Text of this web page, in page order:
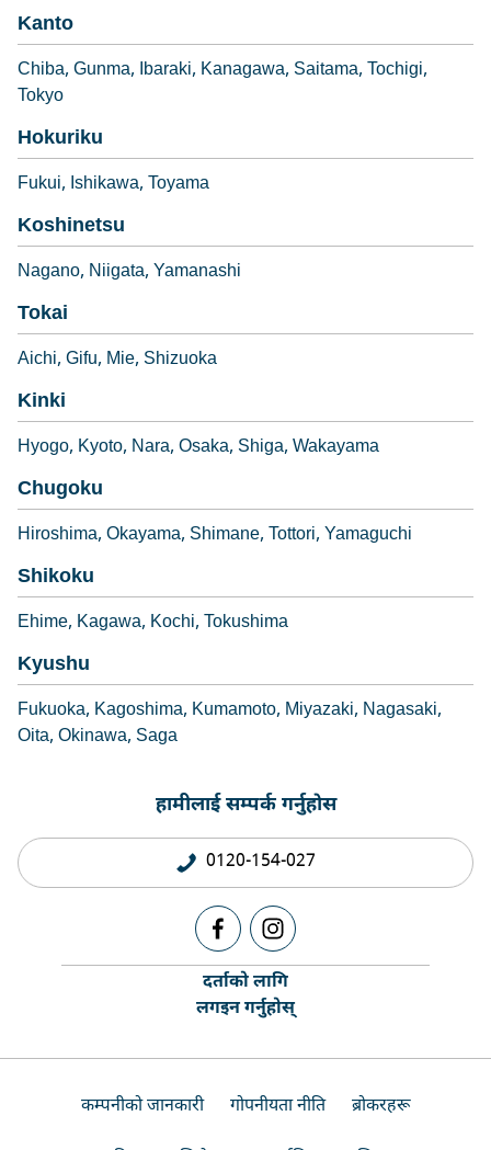
Kanto
Chiba Gunma Ibaraki Kanagawa Saitama Tochigi
Tokyo
Hokuriku
Fukui Ishikawa Toyama
Koshinetsu
Nagano Niigata Yamanashi
Tokai
Aichi Gifu Mie Shizuoka
Kinki
Hyogo Kyoto Nara Osaka Shiga Wakayama
Chugoku
Hiroshima Okayama Shimane Tottori Yamaguchi
Shikoku
Ehime Kagawa Kochi Tokushima
Kyushu
Fukuoka Kagoshima Kumamoto Miyazaki Nagasaki
Oita Okinawa Saga
हामीलाई सम्पर्क गर्नुहोस
0120-154-027
दर्ताको लागि
लगइन गर्नुहोस्
कम्पनीको जानकारी गोपनीयता नीति ब्रोकरहरू